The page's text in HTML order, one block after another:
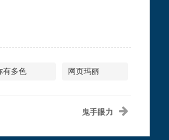
有多色 网页玛丽
鬼手眼力